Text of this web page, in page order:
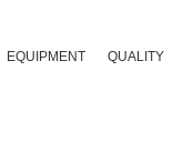
EQUIPMENT QUALITY